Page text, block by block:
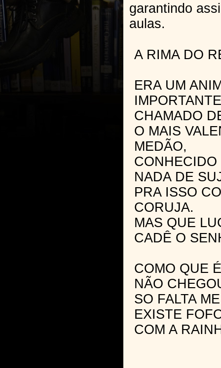
garantindo
aulas.
A RIMA DO
ERA UM
CHAMADO
O MAIS
MEDÃO,
NADA DE
PRA ISSO
CORUJA.
MAS QUE
CADÊ O
COMO QUE
NÃO
SO FALTA
EXISTE
COM A